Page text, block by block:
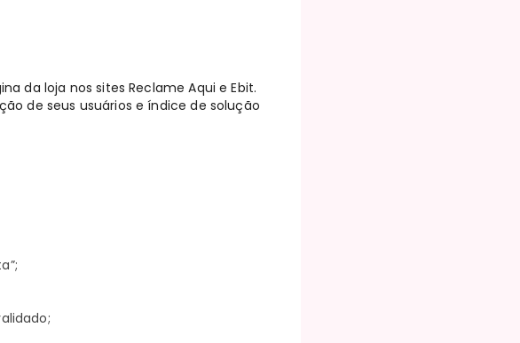
da loja nos sites Reclame Aqui e Ebit.
de seus usuários e índice de solução